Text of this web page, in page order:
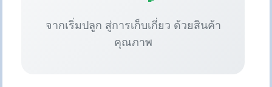
จากเริ่มปลูก สู่การเก็บเกี่ยว ด้วยสินค้า
คุณภาพ